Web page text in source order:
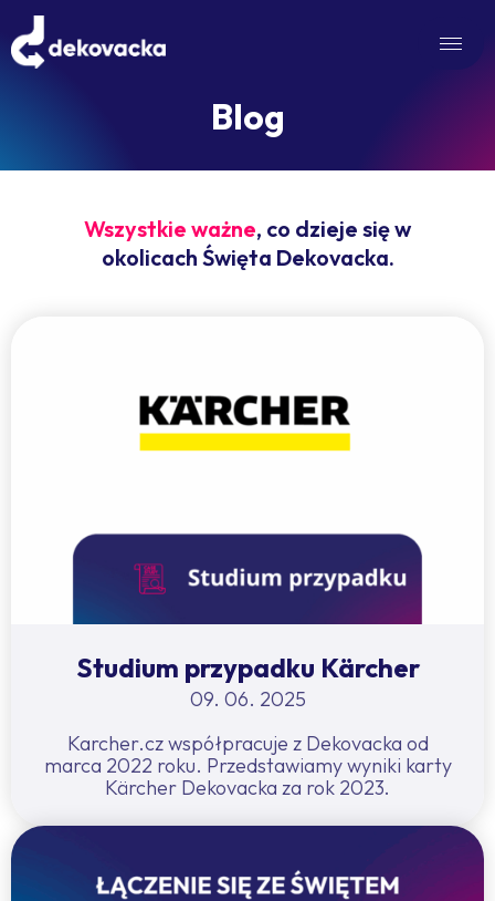
Blog
Wszystkie ważne, co dzieje się w
okolicach Święta Dekovacka.
Studium przypadku Kärcher
09. 06. 2025
Karcher.cz współpracuje z Dekovacka od
marca 2022 roku. Przedstawiamy wyniki karty
Kärcher Dekovacka za rok 2023.